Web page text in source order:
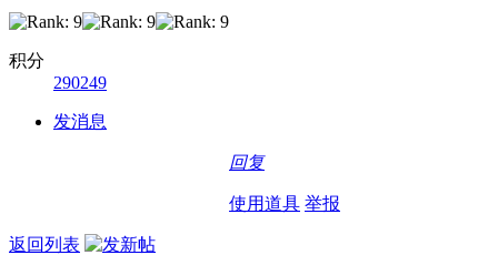
积分
290249
发消息
回复
使用道具 举报
返回列表